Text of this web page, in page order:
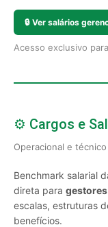
🔒 Ver salários
Acesso exclusivo
⚙️ Cargos e
Operacional e técnico
Benchmark salarial
direta para
escalas, estruturas
benefícios.